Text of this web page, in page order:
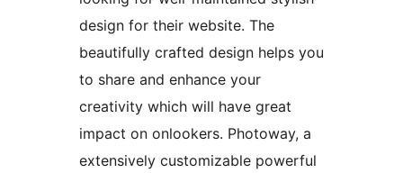
design for their website. The
beautifully crafted design helps you
to share and enhance your
creativity which will have great
impact on onlookers. Photoway, a
extensively customizable powerful